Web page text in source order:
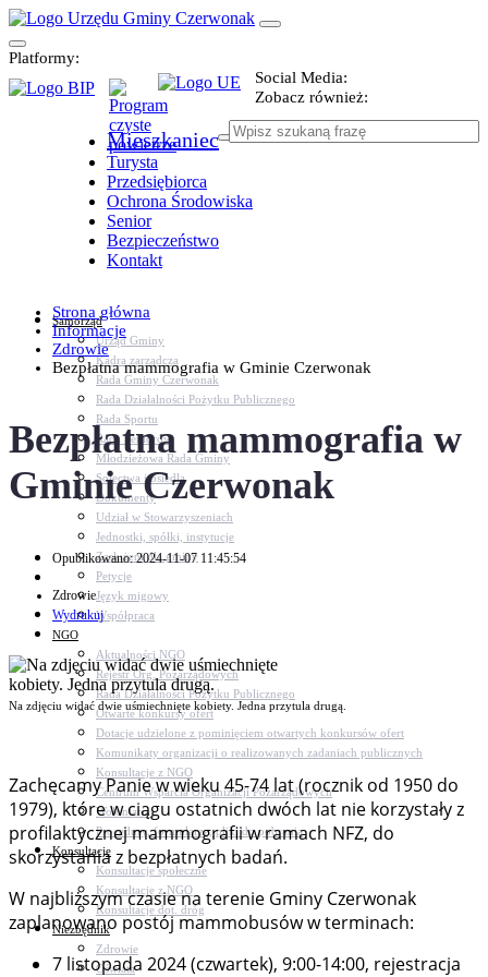
Platformy:
Social Media:
Zobacz również:
Mieszkaniec
Turysta
Przedsiębiorca
Ochrona Środowiska
Senior
Bezpieczeństwo
Kontakt
Samorząd
Urząd Gminy
Kadra zarządcza
Rada Gminy Czerwonak
Rada Działalności Pożytku Publicznego
Rada Sportu
Rada Seniorów
Młodzieżowa Rada Gminy
Sołectwa i osiedla
Dokumenty
Udział w Stowarzyszeniach
Jednostki, spółki, instytucje
Zasłużeni dla gminy
Petycje
Język migowy
Współpraca
NGO
Aktualności NGO
Rejestr Org. Pozarządowych
Rada Działalności Pożytku Publicznego
Otwarte konkursy ofert
Dotacje udzielone z pominięciem otwartych konkursów ofert
Komunikaty organizacji o realizowanych zadaniach publicznych
Konsultacje z NGO
Centrum Wsparcia Organizacji Pozarządowych
Wolontariat
Procedury, formularze, pliki do pobrania
Konsultacje
Konsultacje społeczne
Konsultacje z NGO
Konsultacje dot. dróg
Niezbędnik
Zdrowie
Oświata
Strona główna
Informacje
Zdrowie
Bezpłatna mammografia w Gminie Czerwonak
Bezpłatna mammografia w
Gminie Czerwonak
Opublikowano: 2024-11-07 11:45:54
Zdrowie
Wydrukuj
Na zdjęciu widać dwie uśmiechnięte kobiety. Jedna przytula drugą.
Zachęcamy Panie w wieku 45-74 lat (rocznik od 1950 do
1979), które w ciągu ostatnich dwóch lat nie korzystały z
profilaktycznej mammografii w ramach NFZ, do
skorzystania z bezpłatnych badań.
W najbliższym czasie na terenie Gminy Czerwonak
zaplanowano postój mammobusów w terminach:
7 listopada 2024 (czwartek), 9:00-14:00, rejestracja